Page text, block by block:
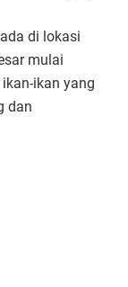
di lokasi
mulai
ikan yang
dan